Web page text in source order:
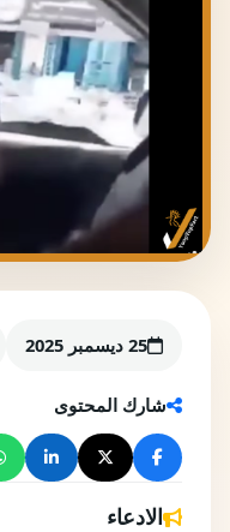
25 ديسمبر 2025
شارك المحتوى
الادعاء